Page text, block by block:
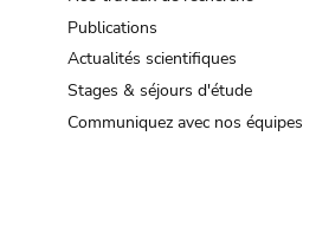
Publications
Actualités scientifiques
Stages & séjours d'étude
Communiquez avec nos équipes